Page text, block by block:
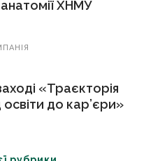
ХНМУ
«Траєкторія
освіти до кар’єри»